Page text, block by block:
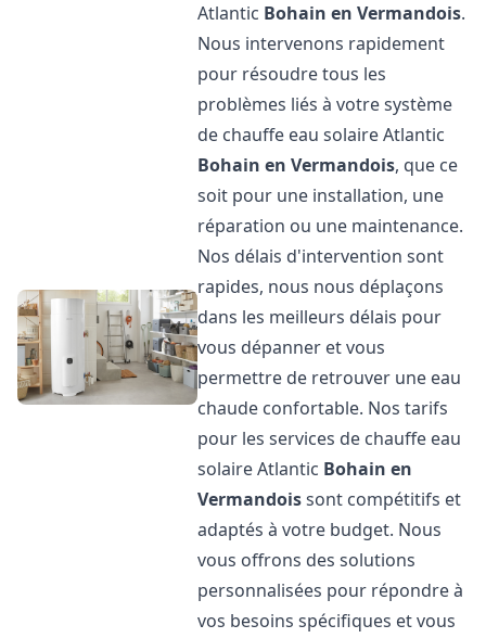
Atlantic Bohain en Vermandois.
Nous intervenons rapidement
pour résoudre tous les
problèmes liés à votre système
de chauffe eau solaire Atlantic
Bohain en Vermandois, que ce
soit pour une installation, une
réparation ou une maintenance.
Nos délais d'intervention sont
rapides, nous nous déplaçons
dans les meilleurs délais pour
vous dépanner et vous
permettre de retrouver une eau
chaude confortable. Nos tarifs
pour les services de chauffe eau
solaire Atlantic Bohain en
Vermandoissont compétitifs et
adaptés à votre budget. Nous
vous offrons des solutions
personnalisées pour répondre à
vos besoins spécifiques et vous